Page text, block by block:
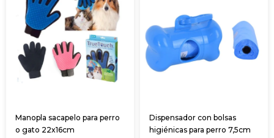
Manopla sacapelo para perro
o gato 22x16cm
Dispensador con bolsas
higiénicas para perro 7,5cm